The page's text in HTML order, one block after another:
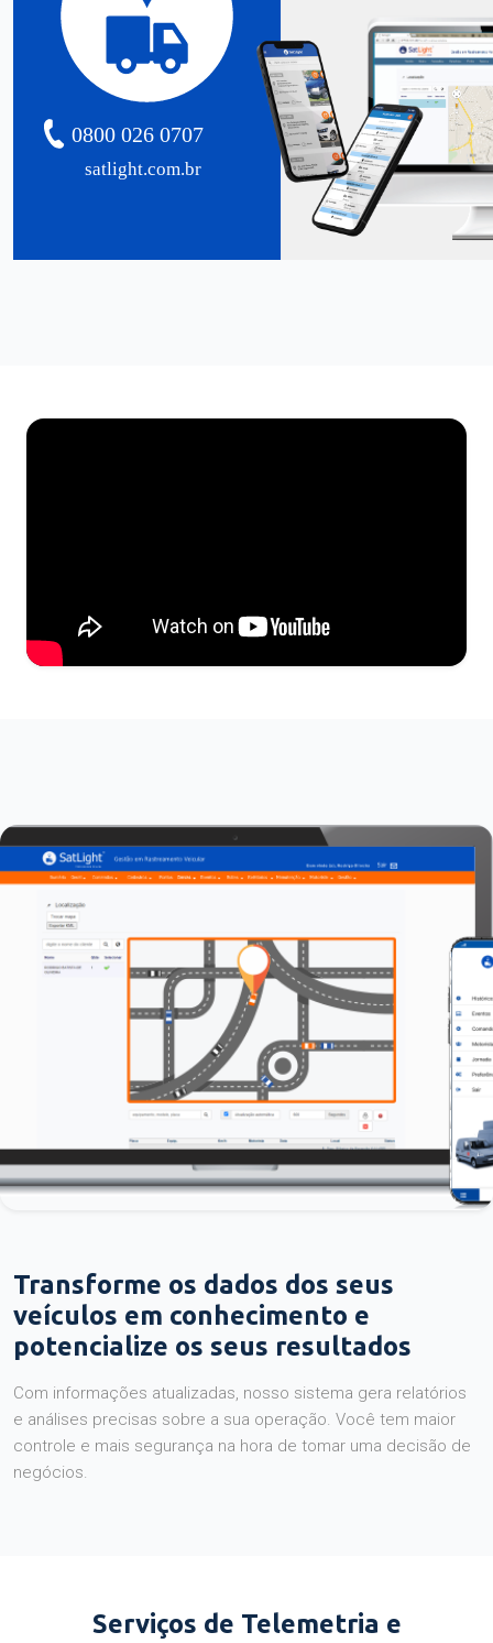
satlight.com.br
0800 026 0707
Transforme os dados dos seus
veículos em conhecimento e
potencialize os seus resultados
Com informações atualizadas, nosso sistema gera relatórios
e análises precisas sobre a sua operação. Você tem maior
controle e mais segurança na hora de tomar uma decisão de
negócios.
Serviços de Telemetria e